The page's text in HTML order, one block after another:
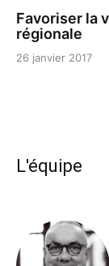
Favoriser la
régionale
26 janvier 2017
L'équipe